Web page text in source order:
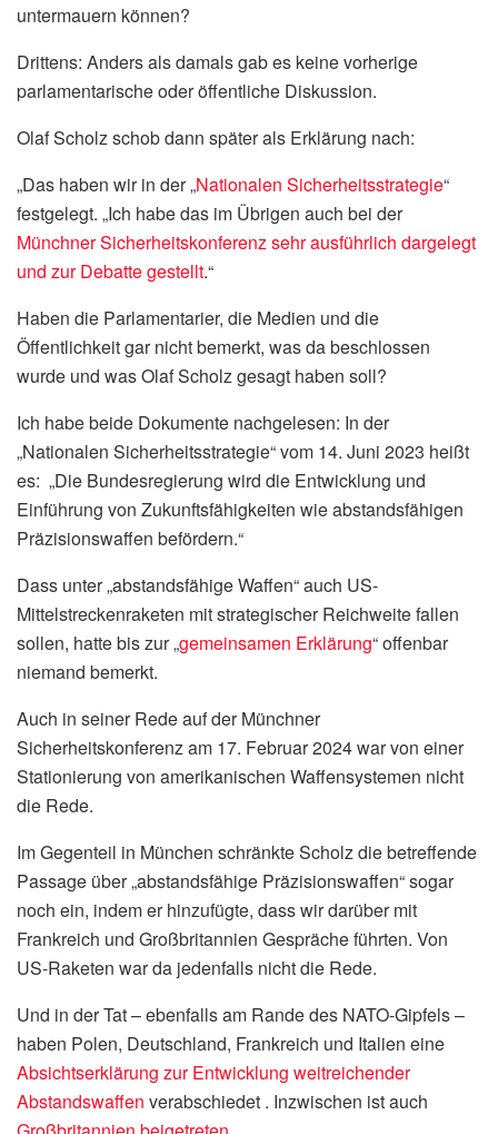
untermauern können?
Drittens: Anders als damals gab es keine vorherige
parlamentarische oder öffentliche Diskussion.
Olaf Scholz schob dann später als Erklärung nach:
„Das haben wir in der „Nationalen Sicherheitsstrategie“
festgelegt. „Ich habe das im Übrigen auch bei der
Münchner Sicherheitskonferenz sehr ausführlich dargelegt
und zur Debatte gestellt.“
Haben die Parlamentarier, die Medien und die
Öffentlichkeit gar nicht bemerkt, was da beschlossen
wurde und was Olaf Scholz gesagt haben soll?
Ich habe beide Dokumente nachgelesen: In der
„Nationalen Sicherheitsstrategie“ vom 14. Juni 2023 heißt
es: „Die Bundesregierung wird die Entwicklung und
Einführung von Zukunftsfähigkeiten wie abstandsfähigen
Präzisionswaffen befördern.“
Dass unter „abstandsfähige Waffen“ auch US-
Mittelstreckenraketen mit strategischer Reichweite fallen
sollen, hatte bis zur „gemeinsamen Erklärung“ offenbar
niemand bemerkt.
Auch in seiner Rede auf der Münchner
Sicherheitskonferenz am 17. Februar 2024 war von einer
Stationierung von amerikanischen Waffensystemen nicht
die Rede.
Im Gegenteil in München schränkte Scholz die betreffende
Passage über „abstandsfähige Präzisionswaffen“ sogar
noch ein, indem er hinzufügte, dass wir darüber mit
Frankreich und Großbritannien Gespräche führten. Von
US-Raketen war da jedenfalls nicht die Rede.
Und in der Tat – ebenfalls am Rande des NATO-Gipfels –
haben Polen, Deutschland, Frankreich und Italien eine
Absichtserklärung zur Entwicklung weitreichender
Abstandswaffen verabschiedet . Inzwischen ist auch